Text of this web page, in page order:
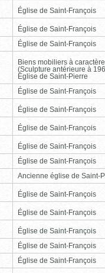
Église de Saint-François
Église de Saint-François
Église de Saint-François
Biens mobiliers à
(Sculpture antérieure à
Église de Saint-Pierre
Église de Saint-François
Église de Saint-François
Église de Saint-François
Église de Saint-François
Église de Saint-François
Ancienne église de Saint-
Église de Saint-François
Église de Saint-François
Église de Saint-François
Église de Saint-François
Église de Saint-François